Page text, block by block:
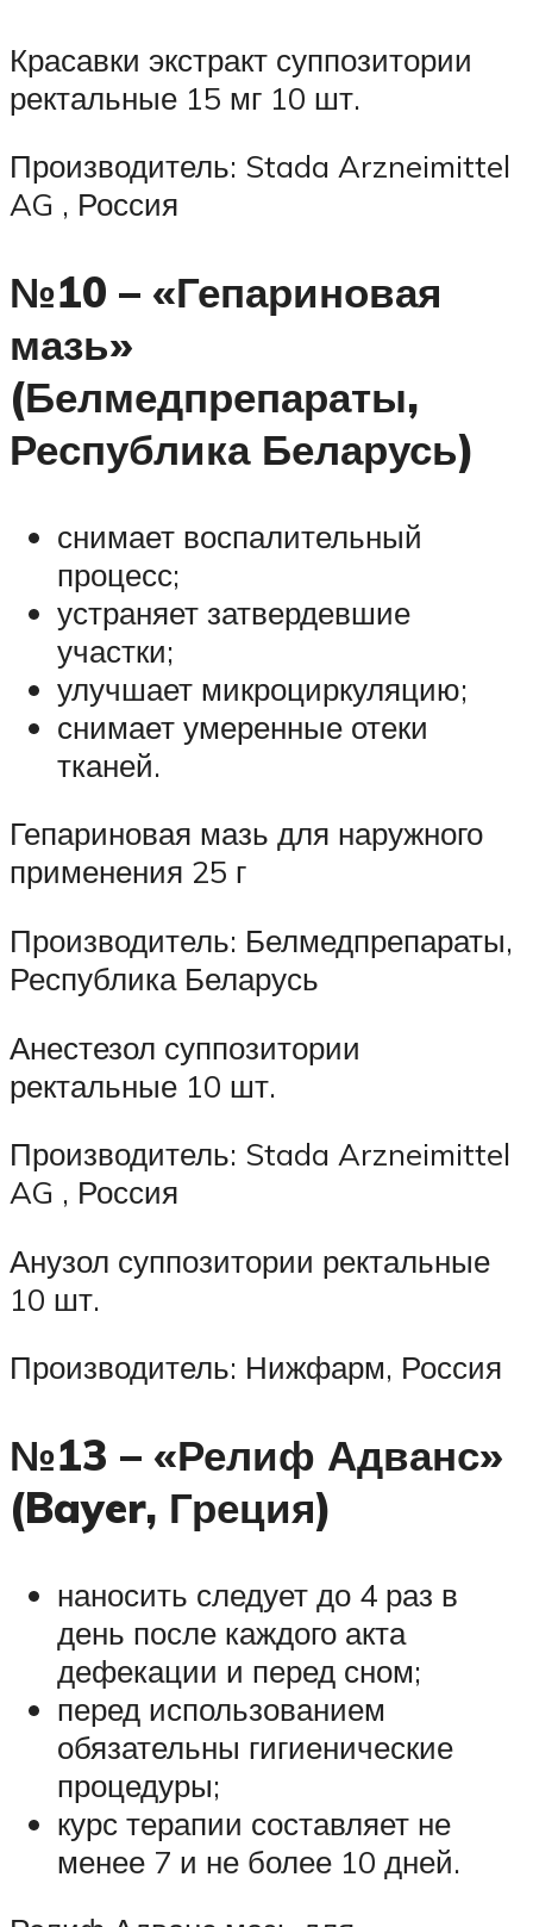
Красавки экстракт суппозитории
ректальные 15 мг 10 шт.
Производитель: Stada Arzneimittel
AG , Россия
№10 – «Гепариновая
мазь»
(Белмедпрепараты,
Республика Беларусь)
снимает воспалительный
процесс;
устраняет затвердевшие
участки;
улучшает микроциркуляцию;
снимает умеренные отеки
тканей.
Гепариновая мазь для наружного
применения 25 г
Производитель: Белмедпрепараты,
Республика Беларусь
Анестезол суппозитории
ректальные 10 шт.
Производитель: Stada Arzneimittel
AG , Россия
Анузол суппозитории ректальные
10 шт.
Производитель: Нижфарм, Россия
№13 – «Релиф Адванс»
(Bayer, Греция)
наносить следует до 4 раз в
день после каждого акта
дефекации и перед сном;
перед использованием
обязательны гигиенические
процедуры;
курс терапии составляет не
менее 7 и не более 10 дней.